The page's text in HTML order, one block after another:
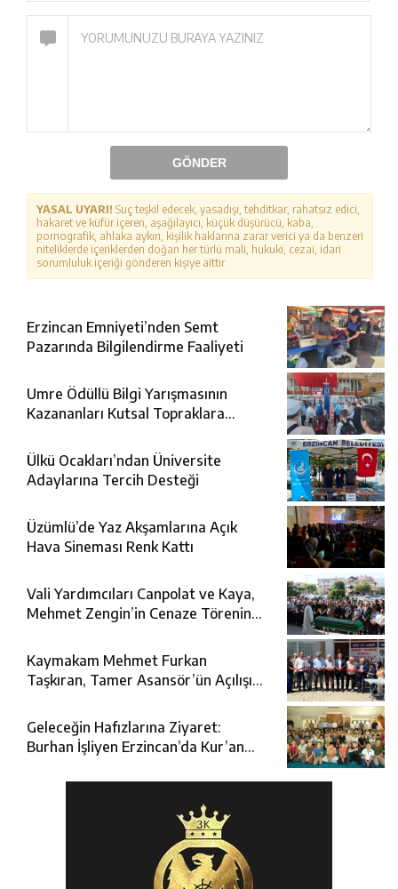
GÖNDER
YASAL UYARI! Suç teşkil edecek, yasadışı, tehditkar, rahatsız edici,
hakaret ve küfür içeren, aşağılayıcı, küçük düşürücü, kaba,
pornografik, ahlaka aykırı, kişilik haklarına zarar verici ya da benzeri
niteliklerde içeriklerden doğan her türlü mali, hukuki, cezai, idari
sorumluluk içeriği gönderen kişiye aittir.
Erzincan Emniyeti’nden Semt
Pazarında Bilgilendirme Faaliyeti
Umre Ödüllü Bilgi Yarışmasının
Kazananları Kutsal Topraklara
Ülkü Ocakları’ndan Üniversite
Adaylarına Tercih Desteği
Üzümlü’de Yaz Akşamlarına Açık
Hava Sineması Renk Kattı
Vali Yardımcıları Canpolat ve Kaya,
Mehmet Zengin’in Cenaze Törenine
Kaymakam Mehmet Furkan
Taşkıran, Tamer Asansör’ün Açılışına
Geleceğin Hafızlarına Ziyaret:
Burhan İşliyen Erzincan’da Kur’an